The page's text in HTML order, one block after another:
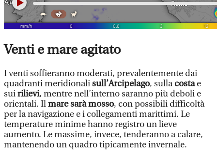
Venti e mare agitato
I venti soffieranno moderati, prevalentemente dai
quadranti meridionalisull’Arcipelago, sullacostae
suirilievi, mentre nell’interno saranno più deboli e
orientali. Ilmare sarà mosso, con possibili difficoltà
per la navigazione e i collegamenti marittimi. Le
temperature minime hanno registro un lieve
aumento. Le massime, invece, tenderanno a calare,
mantenendo un quadro tipicamente invernale.